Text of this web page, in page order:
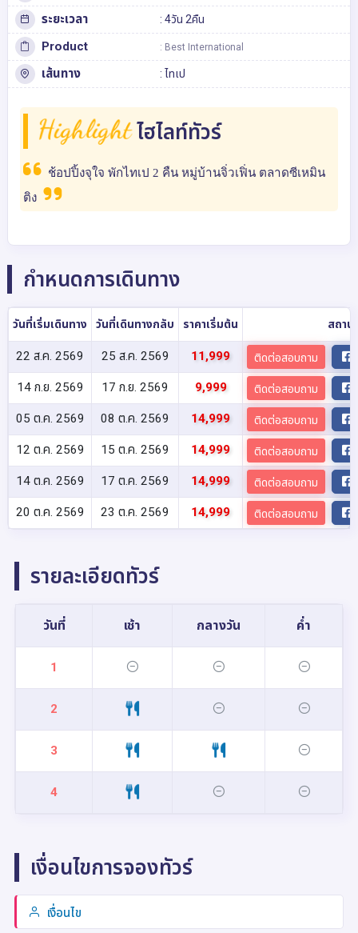
ระยะเวลา
: 4วัน 2คืน
Product : Best International
เส้นทาง : ไทเป
Highlight ไฮไลท์ทัวร์
ช้อปปิ้งจุใจ พักไทเป 2 คืน หมู่บ้านจิ่วเฟิ่น ตลาดซีเหมิน
ติง
กำหนดการเดินทาง
วันที่เริ่มเดินทาง วันที่เดินทางกลับ ราคาเริ่มต้น สถานะ
22 ส.ค. 2569 25 ส.ค. 2569 11,999 ติดต่อสอบถาม
14 ก.ย. 2569 17 ก.ย. 2569 9,999 ติดต่อสอบถาม
05 ต.ค. 2569 08 ต.ค. 2569 14,999 ติดต่อสอบถาม
12 ต.ค. 2569 15 ต.ค. 2569 14,999 ติดต่อสอบถาม
14 ต.ค. 2569 17 ต.ค. 2569 14,999 ติดต่อสอบถาม
20 ต.ค. 2569 23 ต.ค. 2569 14,999 ติดต่อสอบถาม
รายละเอียดทัวร์
วันที่ เช้า กลางวัน ค่ำ
1
2
3
4
เงื่อนไขการจองทัวร์
เงื่อนไข